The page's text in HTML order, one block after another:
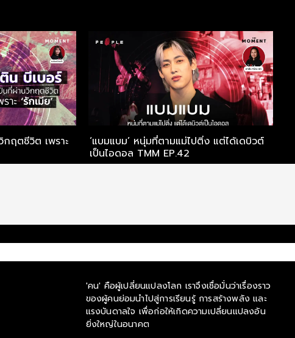
ฤตชีวิต เพราะ
‘แบมแบม’ หนุ่มที่ตามแม่ไปติ่ง แต่ได้เดบิวต์
เป็นไอดอล TMM EP.42
'คน' คือผู้เปลี่ยนแปลงโลก เราจึงเชื่อมั่นว่าเรื่องราว
ของผู้คนย่อมนำไปสู่การเรียนรู้ การสร้างพลัง และ
แรงบันดาลใจ เพื่อก่อให้เกิดความเปลี่ยนแปลงอัน
ยิ่งใหญ่ในอนาคต